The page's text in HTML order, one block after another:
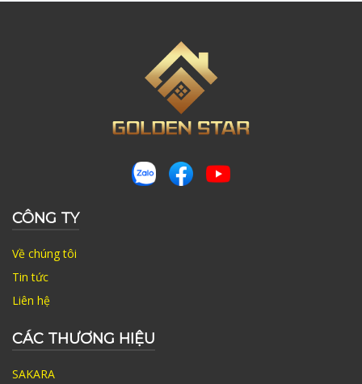
CÔNG TY
Về chúng tôi
Tin tức
Liên hệ
CÁC THƯƠNG HIỆU
SAKARA